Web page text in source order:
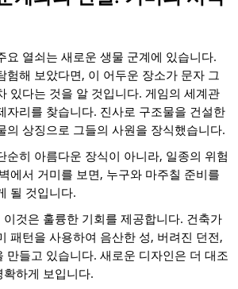
요 열쇠는 새로운 생물 군계에 있습니다.
험해 보았다면, 이 어두운 장소가 문자 그
있다는 것을 알 것입니다. 게임의 세계관
자리를 찾습니다. 진사로 구조물을 건설한
의 상징으로 그들의 사원을 장식했습니다.
순히 아름다운 장식이 아니라, 일종의 위험
에서 거미를 보면, 누구와 마주칠 준비를
될 것입니다.
것은 훌륭한 기회를 제공합니다. 건축가
패턴을 사용하여 음산한 성, 버려진 던전,
만들고 있습니다. 새로운 디자인은 더 대조
하게 보입니다.